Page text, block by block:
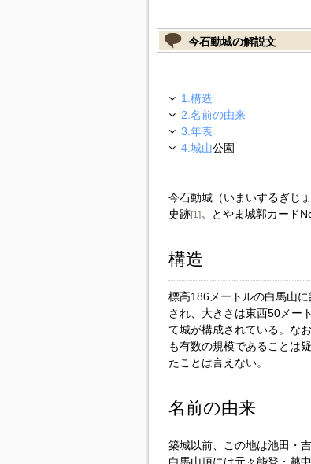
今石動城の解説文
1.構造
2.名前の由来
3.年表
4. 城山公園
今石動城（いまいするぎじ
史跡[1]。とやま城郭カード
構造
標高186メートルの白馬山
され、大きさは東西50メー
て城が構成されている。な
も有数の規模であることは
たことは言えない。
名前の由来
築城以前、この地は池田・